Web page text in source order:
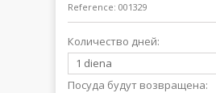
Reference: 001329
Количество дней:
1 diena
Посуда будут возвращена: